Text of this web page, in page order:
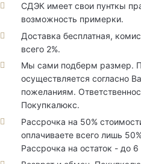
СДЭК имеет свои пунткы
возможность примерки.
Доставка бесплатная,
всего 2%.
Мы сами подберм размер.
осуществляется согласно
пожеланиям.
Покупкалюкс.
Рассрочка на 50%
оплачиваете всего лишь
Рассрочка на остаток - до